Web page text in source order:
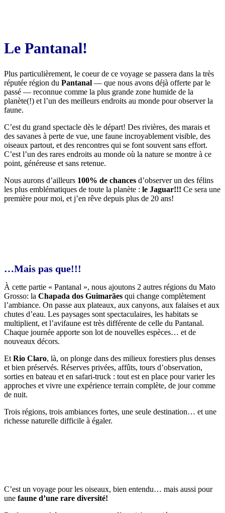
Le Pantanal!
Plus particulièrement, le coeur de ce voyage se passera dans la très
réputée région du Pantanal — que nous avons déjà offerte par le
passé — reconnue comme la plus grande zone humide de la
planète(!) et l’un des meilleurs endroits au monde pour observer la
faune.
C’est du grand spectacle dès le départ! Des rivières, des marais et
des savanes à perte de vue, une faune incroyablement visible, des
oiseaux partout, et des rencontres qui se font souvent sans effort.
C’est l’un des rares endroits au monde où la nature se montre à ce
point, généreuse et sans retenue.
Nous aurons d’ailleurs 100% de chances d’observer un des félins
les plus emblématiques de toute la planète : le Jaguar!!! Ce sera une
première pour moi, et j’en rêve depuis plus de 20 ans!
…Mais pas que!!!
À cette partie « Pantanal », nous ajoutons 2 autres régions du Mato
Grosso: la Chapada dos Guimarães qui change complètement
l’ambiance. On passe aux plateaux, aux canyons, aux falaises et aux
chutes d’eau. Les paysages sont spectaculaires, les habitats se
multiplient, et l’avifaune est très différente de celle du Pantanal.
Chaque journée apporte son lot de nouvelles espèces… et de
nouveaux décors.
Et Rio Claro, là, on plonge dans des milieux forestiers plus denses
et bien préservés. Réserves privées, affûts, tours d’observation,
sorties en bateau et en safari-truck : tout est en place pour varier les
approches et vivre une expérience terrain complète, de jour comme
de nuit.
Trois régions, trois ambiances fortes, une seule destination… et une
richesse naturelle difficile à égaler.
C’est un voyage pour les oiseaux, bien entendu… mais aussi pour
une faune d’une rare diversité!